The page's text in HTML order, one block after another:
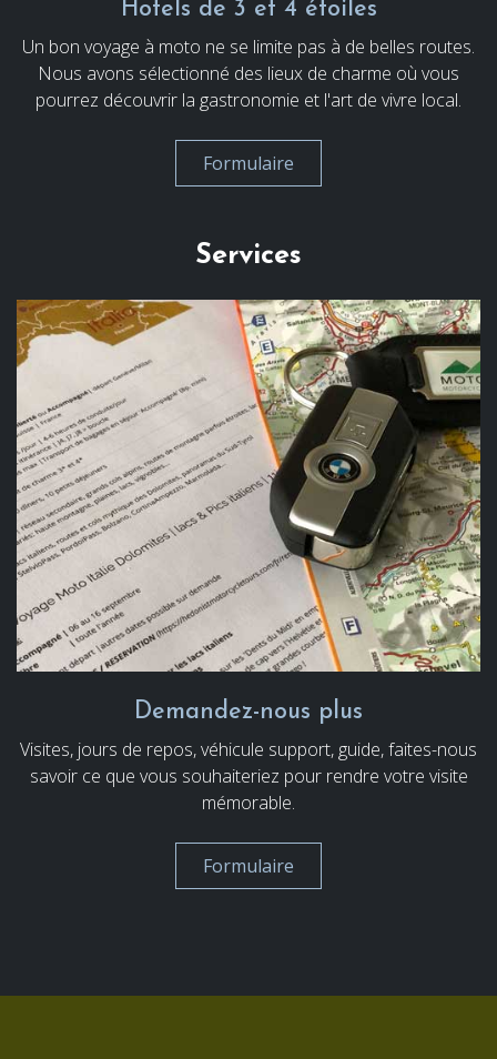
Hotels de 3 et 4 étoiles
Un bon voyage à moto ne se limite pas à de belles routes.
Nous avons sélectionné des lieux de charme où vous
pourrez découvrir la gastronomie et l'art de vivre local.
Formulaire
Services
Demandez-nous plus
Visites, jours de repos, véhicule support, guide, faites-nous
savoir ce que vous souhaiteriez pour rendre votre visite
mémorable.
Formulaire